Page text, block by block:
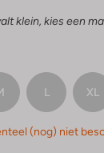
klein, kies een
L XL
(nog) niet